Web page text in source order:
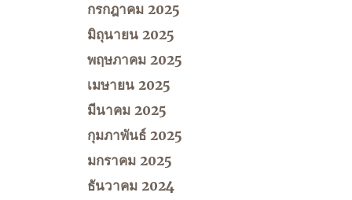
กรกฎาคม 2025
มิถุนายน 2025
พฤษภาคม 2025
เมษายน 2025
มีนาคม 2025
กุมภาพันธ์ 2025
มกราคม 2025
ธันวาคม 2024